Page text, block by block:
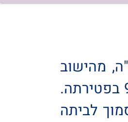
מהישוב
זבדיאל (אמם של הרבנים הרה"ג רבי יוסף ורבי נקדימון אריכא שליט"א מבני ברק), בת 95 בפטירתה.
לביתה